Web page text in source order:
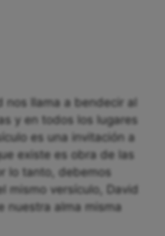
nos llama a bendecir al
y en todos los lugares
es una invitación a
existe es obra de las
lo tanto, debemos
mismo versículo, David
nuestra alma misma